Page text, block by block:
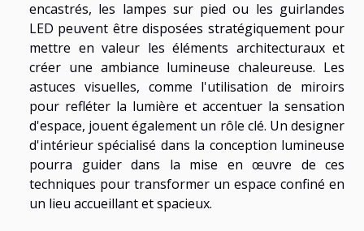
encastrés, les lampes sur pied ou les guirlandes
LED peuvent être disposées stratégiquement pour
mettre en valeur les éléments architecturaux et
créer une ambiance lumineuse chaleureuse. Les
astuces visuelles, comme l'utilisation de miroirs
pour refléter la lumière et accentuer la sensation
d'espace, jouent également un rôle clé. Un designer
d'intérieur spécialisé dans la conception lumineuse
pourra guider dans la mise en œuvre de ces
techniques pour transformer un espace confiné en
un lieu accueillant et spacieux.